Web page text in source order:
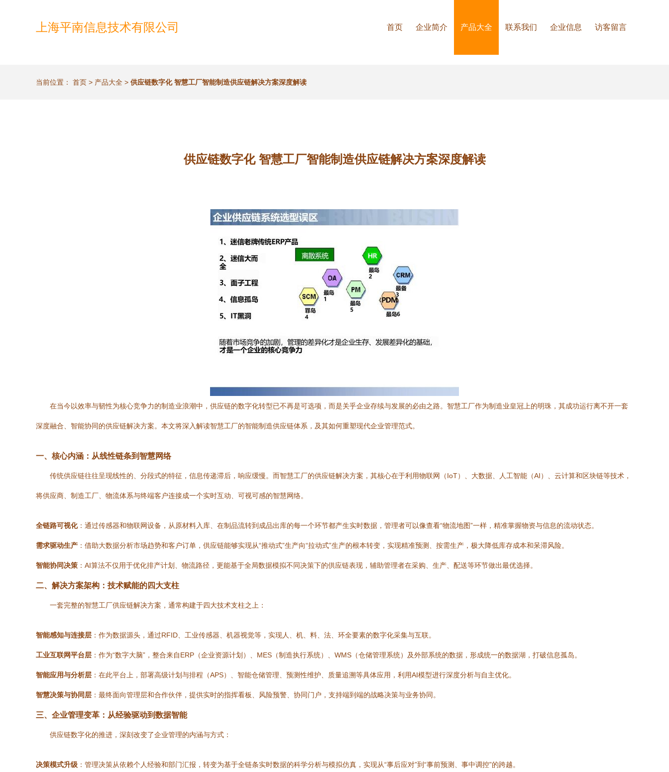
上海平南信息技术有限公司 首页 企业简介 产品大全 联系我们 企业信息 访客留言
当前位置： 首页 > 产品大全 > 供应链数字化 智慧工厂智能制造供应链解决方案深度解读
供应链数字化 智慧工厂智能制造供应链解决方案深度解读
在当今以效率与韧性为核心竞争力的制造业浪潮中，供应链的数字化转型已不再是可选项，而是关乎企业存续与发展的必由之路。智慧工厂作为制造业皇冠上的明珠，其成功运行离不开一套
深度融合、智能协同的供应链解决方案。本文将深入解读智慧工厂的智能制造供应链体系，及其如何重塑现代企业管理范式。
一、核心内涵：从线性链条到智慧网络
传统供应链往往呈现线性的、分段式的特征，信息传递滞后，响应缓慢。而智慧工厂的供应链解决方案，其核心在于利用物联网（IoT）、大数据、人工智能（AI）、云计算和区块链等技术，
将供应商、制造工厂、物流体系与终端客户连接成一个实时互动、可视可感的智慧网络。
全链路可视化：通过传感器和物联网设备，从原材料入库、在制品流转到成品出库的每一个环节都产生实时数据，管理者可以像查看“物流地图”一样，精准掌握物资与信息的流动状态。
需求驱动生产 ：借助大数据分析市场趋势和客户订单，供应链能够实现从“推动式”生产向“拉动式”生产的根本转变，实现精准预测、按需生产，极大降低库存成本和呆滞风险。
智能协同决策 ：AI算法不仅用于优化排产计划、物流路径，更能基于全局数据模拟不同决策下的供应链表现，辅助管理者在采购、生产、配送等环节做出最优选择。
二、解决方案架构：技术赋能的四大支柱
一套完整的智慧工厂供应链解决方案，通常构建于四大技术支柱之上：
智能感知与连接层 ：作为数据源头，通过RFID、工业传感器、机器视觉等，实现人、机、料、法、环全要素的数字化采集与互联。
工业互联网平台层 ：作为“数字大脑”，整合来自ERP（企业资源计划）、MES（制造执行系统）、WMS（仓储管理系统）及外部系统的数据，形成统一的数据湖，打破信息孤岛。
智能应用与分析层 ：在此平台上，部署高级计划与排程（APS）、智能仓储管理、预测性维护、质量追溯等具体应用，利用AI模型进行深度分析与自主优化。
智慧决策与协同层 ：最终面向管理层和合作伙伴，提供实时的指挥看板、风险预警、协同门户，支持端到端的战略决策与业务协同。
三、企业管理变革：从经验驱动到数据智能
供应链数字化的推进，深刻改变了企业管理的内涵与方式：
决策模式升级 ：管理决策从依赖个人经验和部门汇报，转变为基于全链条实时数据的科学分析与模拟仿真，实现从“事后应对”到“事前预测、事中调控”的跨越。